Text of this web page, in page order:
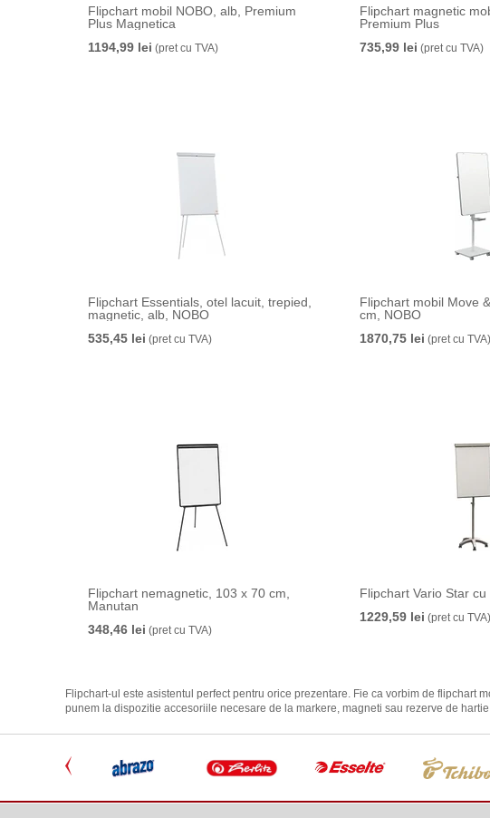
Flipchart mobil NOBO, alb, Premium
Plus Magnetica
1194,99 lei (pret cu TVA)
Flipchart magnetic
Premium Plus
735,99 lei (pret cu TVA)
Flipchart Essentials, otel lacuit, trepied,
magnetic, alb, NOBO
535,45 lei (pret cu TVA)
Flipchart mobil Move
cm, NOBO
1870,75 lei (pret cu TVA)
Flipchart nemagnetic, 103 x 70 cm,
Manutan
348,46 lei (pret cu TVA)
Flipchart Vario Star
1229,59 lei (pret cu TVA)
Flipchart-ul este asistentul perfect pentru orice prezentare. Fie ca vorbim de flipchart
punem la dispozitie accesoriile necesare de la markere, magneti sau rezerve de